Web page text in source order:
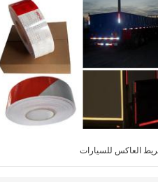
العاكس للسيارات